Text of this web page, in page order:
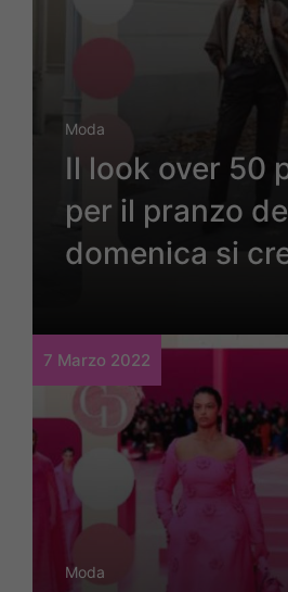
Moda
Il look over 50
per il pranzo
domenica si
7 Marzo 2022
Moda